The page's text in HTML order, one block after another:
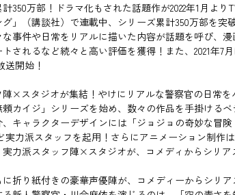
350万部！ドラマ化もされた話題作が2022年1月より
」（講談社）で連載中、シリーズ累計350万部を
事件や日常をリアルに描いた内容が話題を呼び、
されるなど続々と高い評価を獲得！また、2021年7
送開始！
×スタジオが集結！やけにリアルな警察官の日常を
カイジ」シリーズを始め、数々の作品を手掛ける
キャラクターデザインには「ジョジョの奇妙な冒
実力派スタッフを起用！さらにアニメーション制作
実力派スタッフ陣×スタジオが、コメディからシリ
折り紙付きの豪華声優陣が、コメディーからシリア